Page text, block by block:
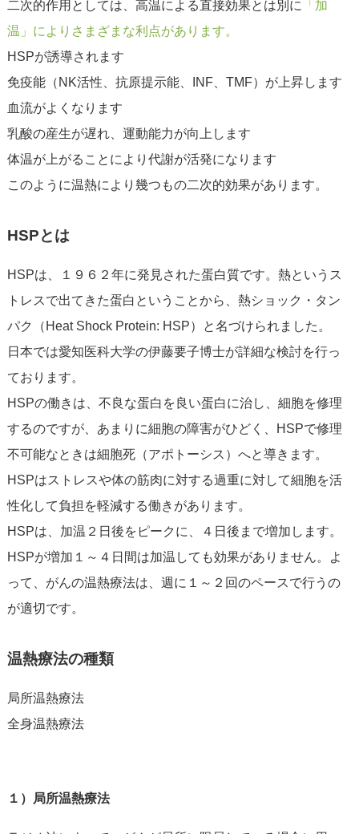
二次的作用としては、高温による直接効果とは別に
「加
温」によりさまざまな利点があります。
HSPが誘導されます
免疫能（NK活性、抗原提示能、INF、TMF）が上昇します
血流がよくなります
乳酸の産生が遅れ、運動能力が向上します
体温が上がることにより代謝が活発になります
このように温熱により幾つもの二次的効果があります。
HSPとは
HSPは、１９６２年に発見された蛋白質です。熱というス
トレスで出てきた蛋白ということから、熱ショック・タン
パク（Heat Shock Protein: HSP）と名づけられました。
日本では愛知医科大学の伊藤要子博士が詳細な検討を行っ
ております。
HSPの働きは、不良な蛋白を良い蛋白に治し、細胞を修理
するのですが、あまりに細胞の障害がひどく、HSPで修理
不可能なときは細胞死（アポトーシス）へと導きます。
HSPはストレスや体の筋肉に対する過重に対して細胞を活
性化して負担を軽減する働きがあります。
HSPは、加温２日後をピークに、４日後まで増加します。
HSPが増加１～４日間は加温しても効果がありません。よ
って、がんの温熱療法は、週に１～２回のペースで行うの
が適切です。
温熱療法の種類
局所温熱療法
全身温熱療法
１）局所温熱療法